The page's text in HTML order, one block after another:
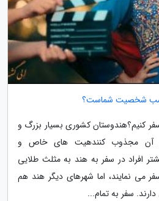
شخصیت شماست؟
کنیم؟هندوستان کشوری بسیار بزرگ و
آن مجذوب کنندهیت های خاص و
افراد در سفر به هند به مثلث طلایی
می نمایند، اما شهرهای دیگر هند هم
سفر به تمام...